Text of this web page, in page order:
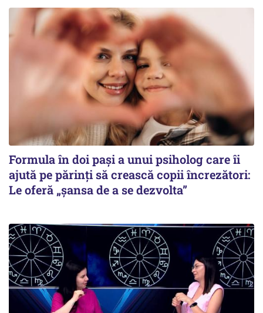
Formula în doi pași a unui psiholog care îi
ajută pe părinți să crească copii încrezători:
Le oferă „șansa de a se dezvolta”